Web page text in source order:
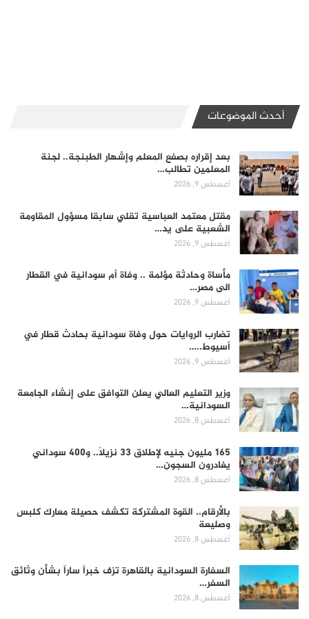
أحدث الموضوعات
بعد إقراره بصفع المعلم وإشهار الطبنجة.. لجنة
المعلمين تطالب…
أغسطس 9, 2026
مقتل معتمد العباسية تقلي سابقا مسؤول المقاومة
الشعبية على يد…
أغسطس 9, 2026
مأساة وحادثة مؤلمة .. وفاة أم سودانية في القطار
الى مصر…
أغسطس 9, 2026
تضارب الروايات حول وفاة سودانية بحادث قطار في
أسيوط..…
أغسطس 9, 2026
وزير التعليم العالي يعلن التوافق على إنشاء الجامعة
السودانية…
أغسطس 8, 2026
165 مليون جنيه لإطلاق 33 نزيلاً.. و400 سوداني
يغادرون السجون…
أغسطس 8, 2026
بالأرقام.. القوة المشتركة تكشف حصيلة معارك كلبس
وصليعة
أغسطس 8, 2026
السفارة السودانية بالقاهرة تزف خبراً ساراً بشأن وثائق
السفر…
أغسطس 8, 2026